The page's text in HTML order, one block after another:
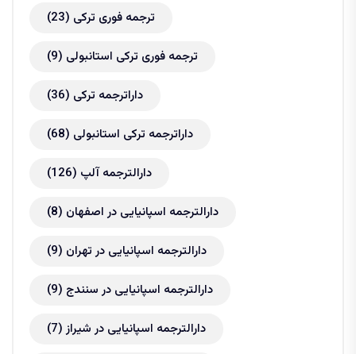
ترجمه فوری ترکی (23)
ترجمه فوری ترکی استانبولی (9)
داراترجمه ترکی (36)
داراترجمه ترکی استانبولی (68)
دارالترجمه آلپ (126)
دارالترجمه اسپانیایی در اصفهان (8)
دارالترجمه اسپانیایی در تهران (9)
دارالترجمه اسپانیایی در سنندج (9)
دارالترجمه اسپانیایی در شیراز(7)